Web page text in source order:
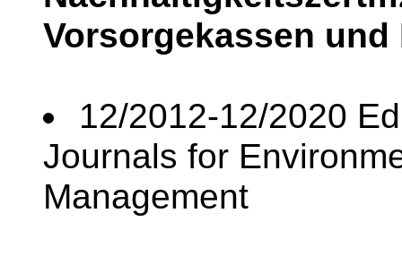
Vorsorgekassen
12/2012-12/2020
Journals for
Management